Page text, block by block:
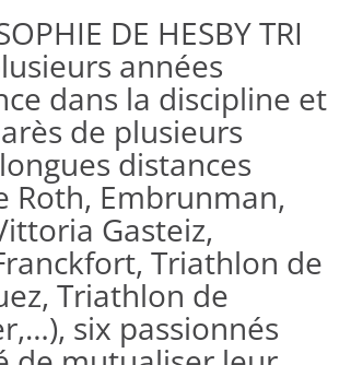
DE HESBY TRI
années
dans la discipline et
de plusieurs
distances
Roth, Embrunman,
Gasteiz,
Triathlon de
Triathlon de
six passionnés